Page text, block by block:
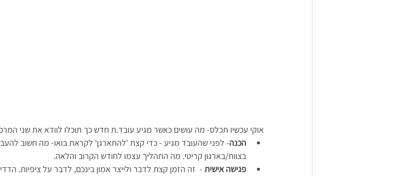
אוקי עכשיו תכלס- מה עושים כאשר מגיע עובד.ת חדש כך תוכלו לוודא את שני
הכנה- לפני שהעובד מגיע - כדי קצת 'להתארגן' לקראת בואו- מה חשוב
בצוות/בארגון קריטי. מה התהליך עצמו לחודש הקרוב והלאה.
פגישה אישית -  זה הזמן קצת לדבר ולייצר אמון בינכם, לדבר על ציפיות.